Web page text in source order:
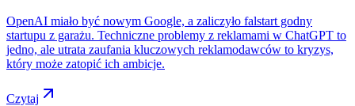
OpenAI miało być nowym Google, a zaliczyło falstart godny
startupu z garażu. Techniczne problemy z reklamami w ChatGPT to
jedno, ale utrata zaufania kluczowych reklamodawców to kryzys,
który może zatopić ich ambicje.
Czytaj